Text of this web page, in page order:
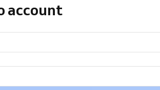
account